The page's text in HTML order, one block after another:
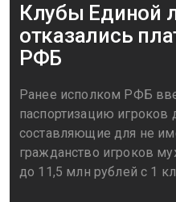
Клубы Единой
отказались
РФБ
Ранее исполком РФБ
паспортизацию игроков
составляющие для не
гражданство игроков
до 11,5 млн рублей с 1